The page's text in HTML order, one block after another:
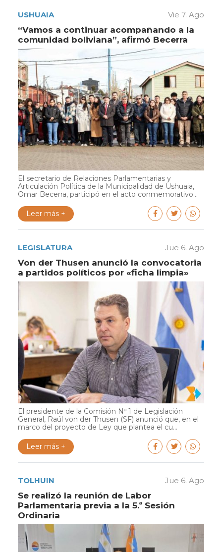
USHUAIA Vie 7. Ago
“Vamos a continuar acompañando a la
comunidad boliviana”, afirmó Becerra
El secretario de Relaciones Parlamentarias y
Articulación Política de la Municipalidad de Ushuaia,
Omar Becerra, participó en el acto conmemorativo...
Leer más +
LEGISLATURA Jue 6. Ago
Von der Thusen anunció la convocatoria
a partidos políticos por «ficha limpia»
El presidente de la Comisión Nº 1 de Legislación
General, Raúl von der Thusen (SF) anunció que, en el
marco del proyecto de Ley que plantea el cu...
Leer más +
TOLHUIN Jue 6. Ago
Se realizó la reunión de Labor
Parlamentaria previa a la 5.ª Sesión
Ordinaria